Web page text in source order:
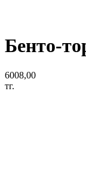
Бенто-
6008,00
тг.